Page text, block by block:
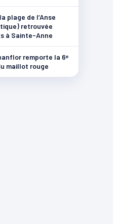
plage de l’Anse
retrouvée
à Sainte-Anne
remporte la 6ᵉ
maillot rouge